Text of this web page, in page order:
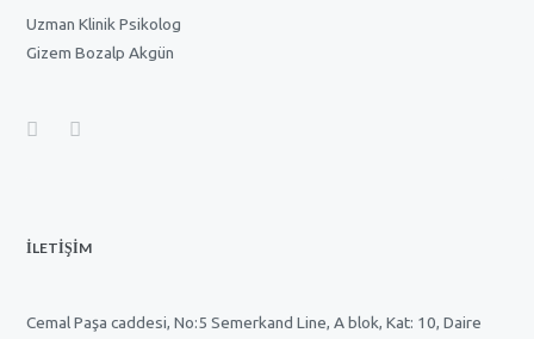
Uzman Klinik Psikolog
Gizem Bozalp Akgün
İLETİŞİM
Cemal Paşa caddesi, No:5 Semerkand Line, A blok, Kat: 10, Daire